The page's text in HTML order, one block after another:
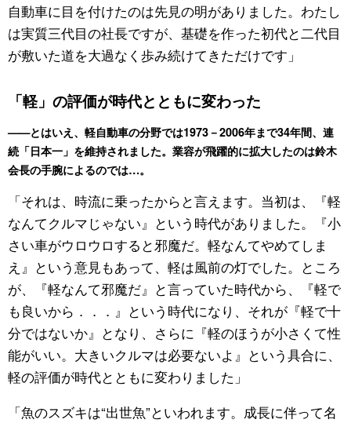
自動車に目を付けたのは先見の明がありました。わたし
は実質三代目の社長ですが、基礎を作った初代と二代目
が敷いた道を大過なく歩み続けてきただけです」
「軽」の評価が時代とともに変わった
——とはいえ、軽自動車の分野では1973－2006年まで34年間、連
続「日本一」を維持されました。業容が飛躍的に拡大したのは鈴木
会長の手腕によるのでは…。
「それは、時流に乗ったからと言えます。当初は、『軽
なんてクルマじゃない』という時代がありました。『小
さい車がウロウロすると邪魔だ。軽なんてやめてしま
え』という意見もあって、軽は風前の灯でした。ところ
が、『軽なんて邪魔だ』と言っていた時代から、『軽で
も良いから．．．』という時代になり、それが『軽で十
分ではないか』となり、さらに『軽のほうが小さくて性
能がいい。大きいクルマは必要ないよ』という具合に、
軽の評価が時代とともに変わりました」
「魚のスズキは“出世魚”といわれます。成長に伴って名